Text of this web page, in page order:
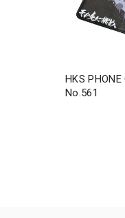
HKS PHONE
No.561